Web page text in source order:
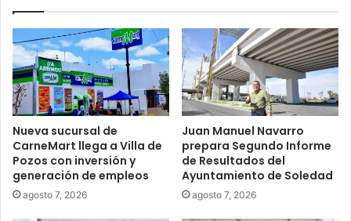
Nueva sucursal de
CarneMart llega a Villa de
Pozos con inversión y
generación de empleos
agosto 7, 2026
Juan Manuel Navarro
prepara Segundo Informe
de Resultados del
Ayuntamiento de Soledad
agosto 7, 2026